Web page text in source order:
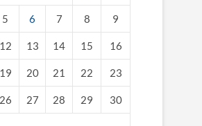
5 6 7 8 9
12 13 14 15 16
19 20 21 22 23
26 27 28 29 30